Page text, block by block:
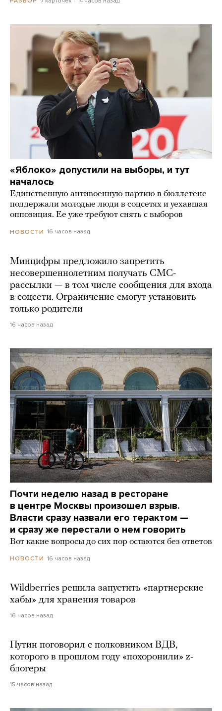
«Яблоко» допустили на выборы, и тут
началось
Единственную антивоенную партию в бюллетене
поддержали молодые люди в соцсетях и уехавшая
оппозиция. Ее уже требуют снять с выборов
НОВОСТИ 16 часов назад
Минцифры предложило запретить
несовершеннолетним получать СМС-
рассылки — в том числе сообщения для входа
в соцсети. Ограничение смогут установить
только родители
16 часов назад
Почти неделю назад в ресторане
в центре Москвы произошел взрыв.
Власти сразу назвали его терактом —
и сразу же перестали о нем говорить
Вот какие вопросы до сих пор остаются без ответов
НОВОСТИ 16 часов назад
Wildberries решила запустить «партнерские
хабы» для хранения товаров
16 часов назад
Путин поговорил с полковником ВДВ,
которого в прошлом году «похоронили» z-
блогеры
15 часов назад